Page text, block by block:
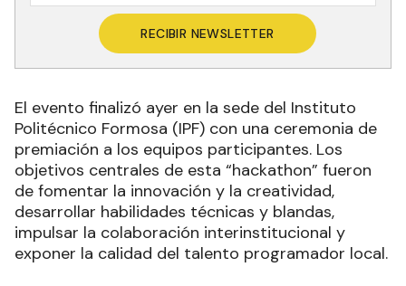
RECIBIR NEWSLETTER
El evento finalizó ayer en la sede del Instituto
Politécnico Formosa (IPF) con una ceremonia de
premiación a los equipos participantes. Los
objetivos centrales de esta “hackathon” fueron
de fomentar la innovación y la creatividad,
desarrollar habilidades técnicas y blandas,
impulsar la colaboración interinstitucional y
exponer la calidad del talento programador local.